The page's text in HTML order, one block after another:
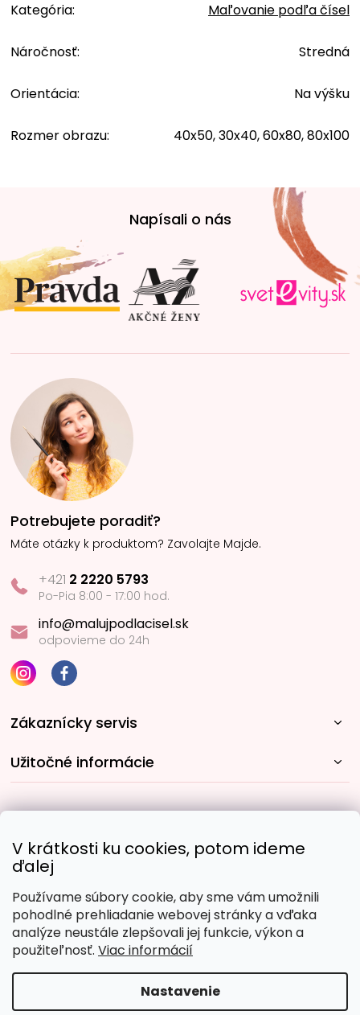
V krátkosti ku cookies, potom ideme
ďalej
Používame súbory cookie, aby sme vám umožnili
pohodlné prehliadanie webovej stránky a vďaka
analýze neustále zlepšovali jej funkcie, výkon a
použiteľnosť. Viac informácií
Nastavenie
Kategória: Maľovanie podľa čísel
Náročnosť: Stredná
Orientácia: Na výšku
Rozmer obrazu: 40x50, 30x40, 60x80, 80x100
t
i
e
Napísali o nás
Potrebujete poradiť?
Máte otázky k produktom? Zavolajte Majde.
+421 2 2220 5793
Po-Pia 8:00 - 17:00 hod.
info@malujpodlacisel.sk
odpovieme do 24h
Zákaznícky servis
Užitočné informácie
Obľúbené spôsoby platby:
Copyright 2026Malujpodlacisel.sk. Všetky práva